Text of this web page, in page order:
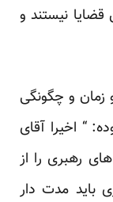
نیستند و
زمان و چگونگی
“ اخیرا آقای
رهبری را از
باید مدت دار